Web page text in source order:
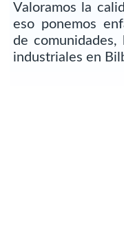
Valoramos la
eso ponemos
de comunidades,
industriales en